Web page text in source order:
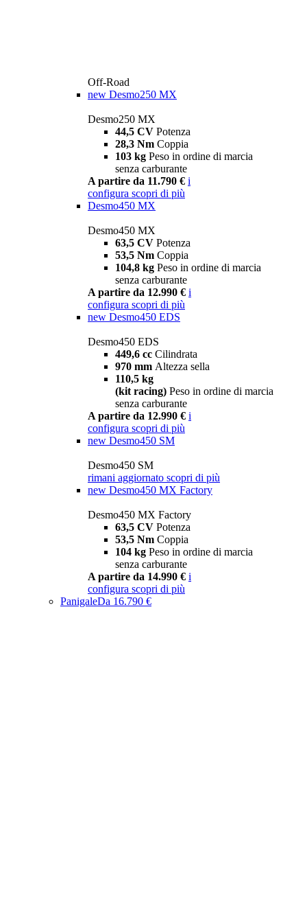
Off-Road
new Desmo250 MX
Desmo250 MX
44,5 CV Potenza
28,3 Nm Coppia
103 kg Peso in ordine di marcia
senza carburante
A partire da 11.790 € i
configura scopri di più
Desmo450 MX
Desmo450 MX
63,5 CV Potenza
53,5 Nm Coppia
104,8 kg Peso in ordine di marcia
senza carburante
A partire da 12.990 € i
configura scopri di più
new Desmo450 EDS
Desmo450 EDS
449,6 cc Cilindrata
970 mm Altezza sella
110,5 kg
(kit racing) Peso in ordine di marcia
senza carburante
A partire da 12.990 € i
configura scopri di più
new Desmo450 SM
Desmo450 SM
rimani aggiornato scopri di più
new Desmo450 MX Factory
Desmo450 MX Factory
63,5 CV Potenza
53,5 Nm Coppia
104 kg Peso in ordine di marcia
senza carburante
A partire da 14.990 € i
configura scopri di più
PanigaleDa 16.790 €